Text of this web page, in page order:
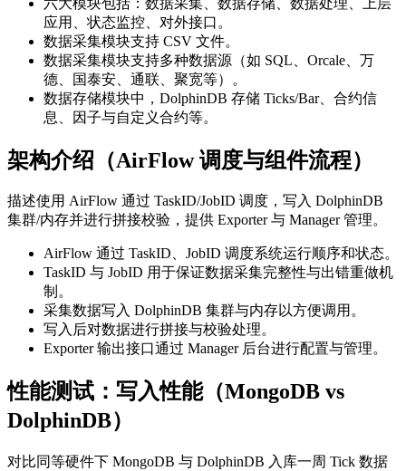
应用、状态监控、对外接口。
数据采集模块支持 CSV 文件。
数据采集模块支持多种数据源（如 SQL、Orcale、万
德、国泰安、通联、聚宽等）。
数据存储模块中，DolphinDB 存储 Ticks/Bar、合约信
息、因子与自定义合约等。
架构介绍（AirFlow 调度与组件流程）
描述使用 AirFlow 通过 TaskID/JobID 调度，写入 DolphinDB
集群/内存并进行拼接校验，提供 Exporter 与 Manager 管理。
AirFlow 通过 TaskID、JobID 调度系统运行顺序和状态。
TaskID 与 JobID 用于保证数据采集完整性与出错重做机
制。
采集数据写入 DolphinDB 集群与内存以方便调用。
写入后对数据进行拼接与校验处理。
Exporter 输出接口通过 Manager 后台进行配置与管理。
性能测试：写入性能（MongoDB vs
DolphinDB）
对比同等硬件下 MongoDB 与 DolphinDB 入库一周 Tick 数据